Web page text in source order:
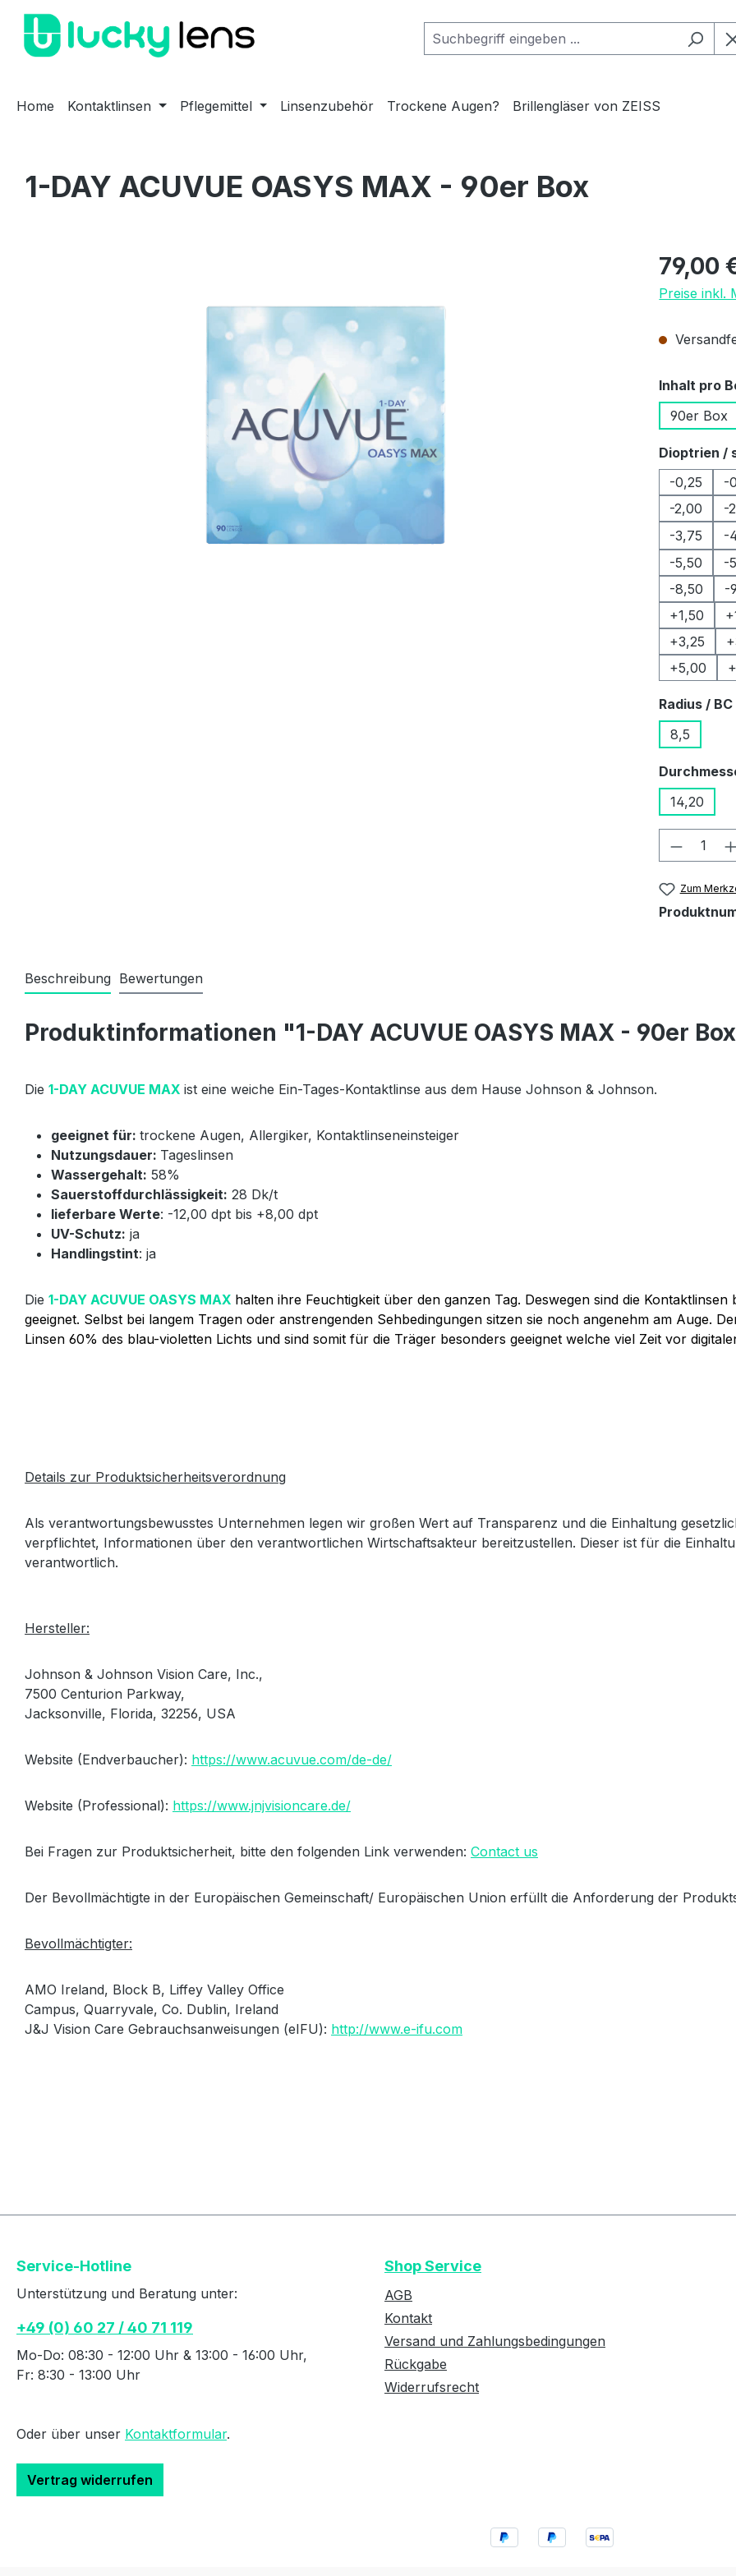
Hauptinhalt springen
Zur Suche springen
Zur Hauptnavigation springen
Home Kontaktlinsen Pflegemittel Linsenzubehör Trockene Augen? Brillengläser von ZEISS
1-DAY ACUVUE OASYS MAX - 90er Box
Regulärer
79,00
Preise inkl.
Inhalt pro
90er Box
Dioptrien /
-0,25
-
-2,00
-
-3,75
-
-5,50
-
-8,50
-
+1,50
+3,25
+5,00
Radius / BC
8,5
14,20
Zum
Beschreibung Bewertungen
Produktinformationen "1-DAY ACUVUE OASYS MAX - 90er
Die 1-DAY ACUVUE MAX ist eine weiche Ein-Tages-Kontaktlinse aus dem Hause Johnson & Johnson.
geeignet für: trockene Augen, Allergiker, Kontaktlinseneinsteiger
Nutzungsdauer: Tageslinsen
Wassergehalt: 58%
Sauerstoffdurchlässigkeit: 28 Dk/t
lieferbare Werte: -12,00 dpt bis +8,00 dpt
UV-Schutz: ja
Handlingstint: ja
Die 1-DAY ACUVUE OASYS MAX halten ihre Feuchtigkeit über den ganzen Tag. Deswegen sind die
geeignet. Selbst bei langem Tragen oder anstrengenden Sehbedingungen sitzen sie noch angenehm am Auge.
Linsen 60% des blau-violetten Lichts und sind somit für die Träger besonders geeignet welche viel Zeit vor
Details zur Produktsicherheitsverordnung
Als verantwortungsbewusstes Unternehmen legen wir großen Wert auf Transparenz und die Einhaltung
verpflichtet, Informationen über den verantwortlichen Wirtschaftsakteur bereitzustellen. Dieser ist für die
verantwortlich.
Hersteller:
Johnson & Johnson Vision Care, Inc.,
7500 Centurion Parkway,
Jacksonville, Florida, 32256, USA
Website (Endverbaucher): https://www.acuvue.com/de-de/
Website (Professional): https://www.jnjvisioncare.de/
Bei Fragen zur Produktsicherheit, bitte den folgenden Link verwenden: Contact us
Der Bevollmächtigte in der Europäischen Gemeinschaft/ Europäischen Union erfüllt die Anforderung der
Bevollmächtigter:
AMO Ireland, Block B, Liffey Valley Office
Campus, Quarryvale, Co. Dublin, Ireland
J&J Vision Care Gebrauchsanweisungen (eIFU): http://www.e-ifu.com
Service-Hotline
Unterstützung und Beratung unter:
+49 (0) 60 27 / 40 71 119
Mo-Do: 08:30 - 12:00 Uhr & 13:00 - 16:00 Uhr,
Fr: 8:30 - 13:00 Uhr
Oder über unser Kontaktformular.
Vertrag widerrufen
Shop Service
AGB
Kontakt
Versand und Zahlungsbedingungen
Rückgabe
Widerrufsrecht